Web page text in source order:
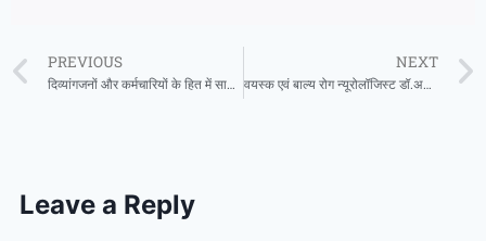
PREVIOUS
दिव्यांगजनों और कर्मचारियों के हित में साय सरकार का बड़ा फैसला
NEXT
वयस्क एवं बाल्य रोग न्यूरोलॉजिस्ट डॉ.अर्पित अग्रवाल 06 अगस्त को उपलब्ध रहेंगे अग्रवाल नर्सिंग होम बसना में
Leave a Reply